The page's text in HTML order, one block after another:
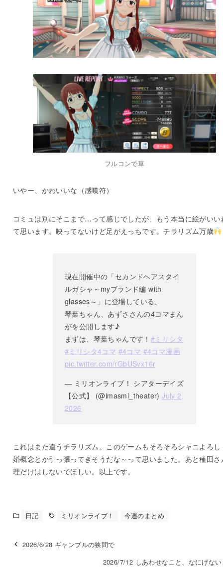
フルコンで草
いやー、かわいいな（感嘆符）
コミュは別にそこまで…って感じでしたが、もう本当に絵がいい
て思います。映ってないけど足がえっちです。チラリズム万歳
現在開催中の「セカンドヘアスタイ
ルガシャ～myブランド編 with
glasses～」に登場している、
琴葉ちゃん、あずささんの4コマまん
がを公開します♪
まずは、琴葉ちゃんです！ #ミリシタ
#ミリシタ4コマ #4コマ #4コマ漫画
pic.twitter.com/rGbUSvx16r
— ミリオンライブ！ シアターデイズ
【公式】 (@imasml_theater)July 2,
2026
これはまた違うチラリズム。このゲームもそろそろシャニよろし
婚概念とか引っ張ってきそうだな～って思いました。あと種田さ
理だけはしないでほしい。以上です。
日記 ミリオンライブ！ 今週のまとめ
2026/6/28 ギャンブルの狭間で
2026/7/12 しあわせなこと、なにげな